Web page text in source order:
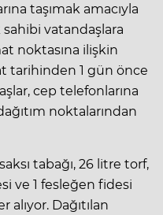
taşımak amacıyla
vatandaşlara
noktasına ilişkin
tarihinden 1 gün önce
cep telefonlarına
noktalarından
tabağı, 26 litre torf,
ve 1 fesleğen fidesi
Dağıtılan